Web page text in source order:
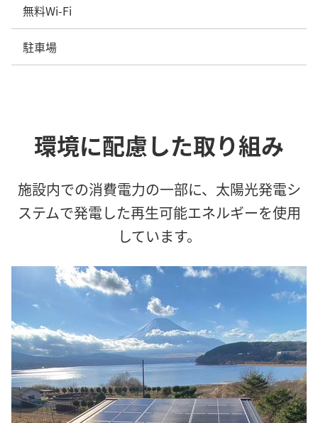
無料Wi-Fi
駐車場
環境に配慮した取り組み
施設内での消費電力の一部に、太陽光発電シ
ステムで発電した再生可能エネルギーを使用
しています。